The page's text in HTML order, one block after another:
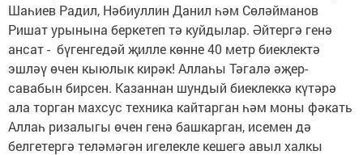
Шаһиев Радил, Нәбиуллин Данил һәм Сөләйманов
Ришат урынына беркетеп тә куйдылар. Әйтергә генә
ансат - бүгенгедәй җилле көнне 40 метр биеклектә
эшләү өчен кыюлык кирәк! Аллаһы Тәгалә әҗер-
савабын бирсен. Казаннан шундый биеклеккә күтәрә
ала торган махсус техника кайтарган һәм моны фәкать
Аллаһ ризалыгы өчен генә башкарган, исемен дә
белгетергә теләмәгән игелекле кешегә авыл халкы